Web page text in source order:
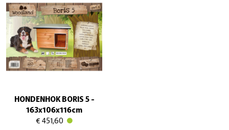
HONDENHOK BORIS 5 -
163x106x116cm
€ 451,60